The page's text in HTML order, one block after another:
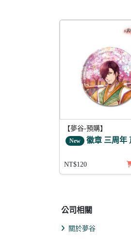
【夢谷-預購】
New 徽章 三周年
NT$120
公司相關
關於夢谷